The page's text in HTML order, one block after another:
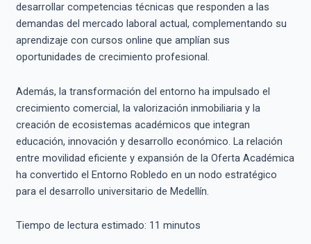
desarrollar competencias técnicas que responden a las
demandas del mercado laboral actual, complementando su
aprendizaje con cursos online que amplían sus
oportunidades de crecimiento profesional.
Además, la transformación del entorno ha impulsado el
crecimiento comercial, la valorización inmobiliaria y la
creación de ecosistemas académicos que integran
educación, innovación y desarrollo económico. La relación
entre movilidad eficiente y expansión de la Oferta Académica
ha convertido el Entorno Robledo en un nodo estratégico
para el desarrollo universitario de Medellín.
Tiempo de lectura estimado: 11 minutos